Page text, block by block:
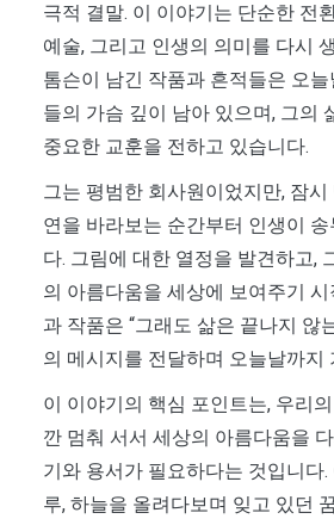
극적 결말. 이 이야기는 단순한 전
예술, 그리고 인생의 의미를 다시
톰슨이 남긴 작품과 흔적들은 오
들의 가슴 깊이 남아 있으며, 그의
중요한 교훈을 전하고 있습니다.
그는 평범한 회사원이었지만, 잠
연을 바라보는 순간부터 인생이
다. 그림에 대한 열정을 발견하고,
의 아름다움을 세상에 보여주기
과 작품은 “그래도 삶은 끝나지 않
의 메시지를 전달하며 오늘날까지
이 이야기의 핵심 포인트는, 우리
깐 멈춰 서서 세상의 아름다움을
기와 용서가 필요하다는 것입니다
루, 하늘을 올려다보며 잊고 있던